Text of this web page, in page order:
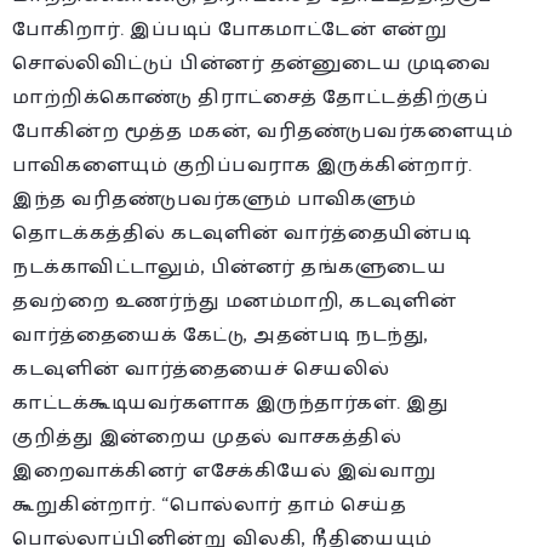
போகிறார். இப்படிப் போகமாட்டேன் என்று
சொல்லிவிட்டுப் பின்னர் தன்னுடைய முடிவை
மாற்றிக்கொண்டு திராட்சைத் தோட்டத்திற்குப்
போகின்ற மூத்த மகன், வரிதண்டுபவர்களையும்
பாவிகளையும் குறிப்பவராக இருக்கின்றார்.
இந்த வரிதண்டுபவர்களும் பாவிகளும்
தொடக்கத்தில் கடவுளின் வார்த்தையின்படி
நடக்காவிட்டாலும், பின்னர் தங்களுடைய
தவற்றை உணர்ந்து மனம்மாறி, கடவுளின்
வார்த்தையைக் கேட்டு, அதன்படி நடந்து,
கடவுளின் வார்த்தையைச் செயலில்
காட்டக்கூடியவர்களாக இருந்தார்கள். இது
குறித்து இன்றைய முதல் வாசகத்தில்
இறைவாக்கினர் எசேக்கியேல் இவ்வாறு
கூறுகின்றார். “பொல்லார் தாம் செய்த
பொல்லாப்பினின்று விலகி, நீதியையும்